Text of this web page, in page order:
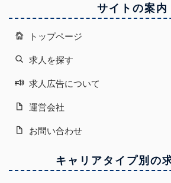
サイトの案内
トップページ
求人を探す
求人広告について
運営会社
お問い合わせ
キャリアタイプ別の